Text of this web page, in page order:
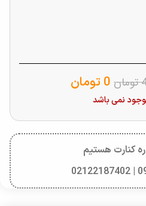
تومان 0 تومان
نمی باشد
کنارت هستیم